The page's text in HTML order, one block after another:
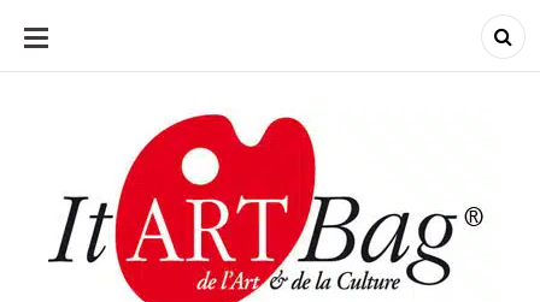
ALLER
CONTENU
ItArtBag